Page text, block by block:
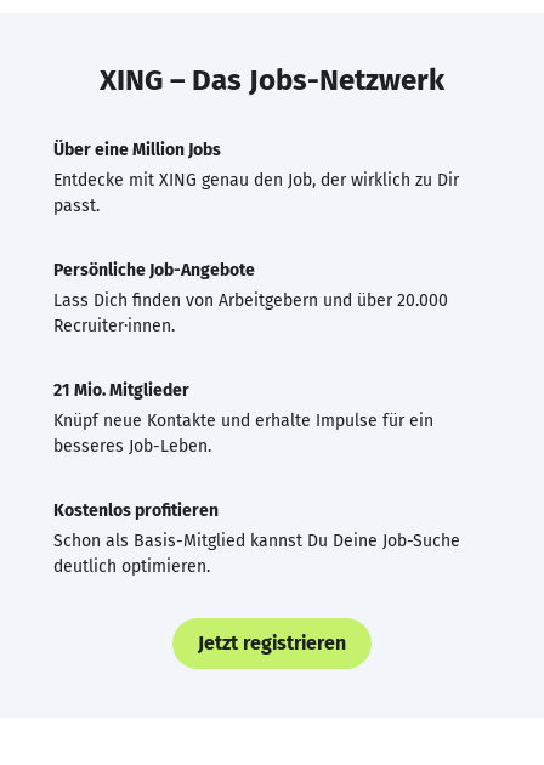
XING – Das Jobs-Netzwerk
Über eine Million Jobs
Entdecke mit XING genau den Job, der wirklich zu Dir
passt.
Persönliche Job-Angebote
Lass Dich finden von Arbeitgebern und über 20.000
Recruiter·innen.
21 Mio. Mitglieder
Knüpf neue Kontakte und erhalte Impulse für ein
besseres Job-Leben.
Kostenlos profitieren
Schon als Basis-Mitglied kannst Du Deine Job-Suche
deutlich optimieren.
Jetzt registrieren